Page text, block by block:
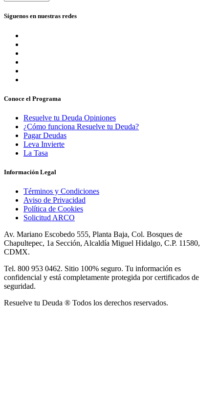
Síguenos en nuestras redes
Conoce el Programa
Resuelve tu Deuda Opiniones
¿Cómo funciona Resuelve tu Deuda?
Pagar Deudas
Leva Invierte
La Tasa
Información Legal
Términos y Condiciones
Aviso de Privacidad
Política de Cookies
Solicitud ARCO
Av. Mariano Escobedo 555, Planta Baja, Col. Bosques de
Chapultepec, 1a Sección, Alcaldía Miguel Hidalgo, C.P. 11580,
CDMX.
Tel. 800 953 0462. Sitio 100% seguro. Tu información es
confidencial y está completamente protegida por certificados de
seguridad.
Resuelve tu Deuda ® Todos los derechos reservados.